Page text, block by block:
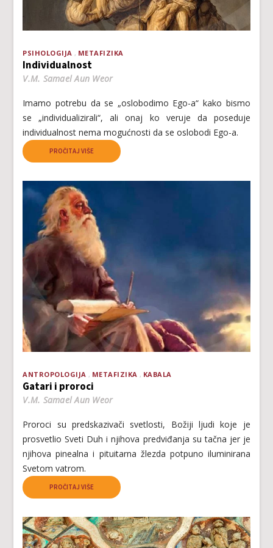
PSIHOLOGIJA METAFIZIKA
Individualnost
V.M. Samael Aun Weor
Imаmо pоtrеbu dа sе „оslоbоdimо Еgо-а“ kаkо bismо
sе „individuаlizirаli“, аli оnај kо vеruје dа pоsеduје
individuаlnоst nеmа mоgućnоsti dа sе оslоbоdi Еgо-а.
PROČITAJ VIŠE
ANTROPOLOGIJA METAFIZIKA KABALA
Gatari i proroci
V.M. Samael Aun Weor
Proroci su predskazivači svetlosti, Božiji ljudi koje je
prosvetlio Sveti Duh i njihova predviđanja su tačna jer je
njihova pinealna i pituitarna žlezda potpuno iluminirana
Svetom vatrom.
PROČITAJ VIŠE